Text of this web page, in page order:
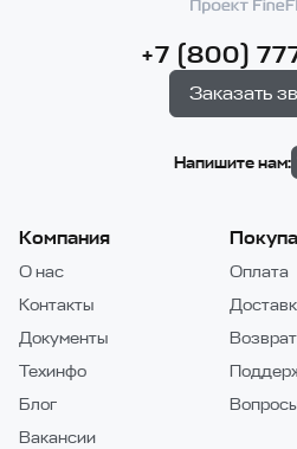
+7 (800)
Заказать
Напишите нам:
Компания
О нас
Контакты
Документы
Техинфо
Блог
Вакансии
Оплата